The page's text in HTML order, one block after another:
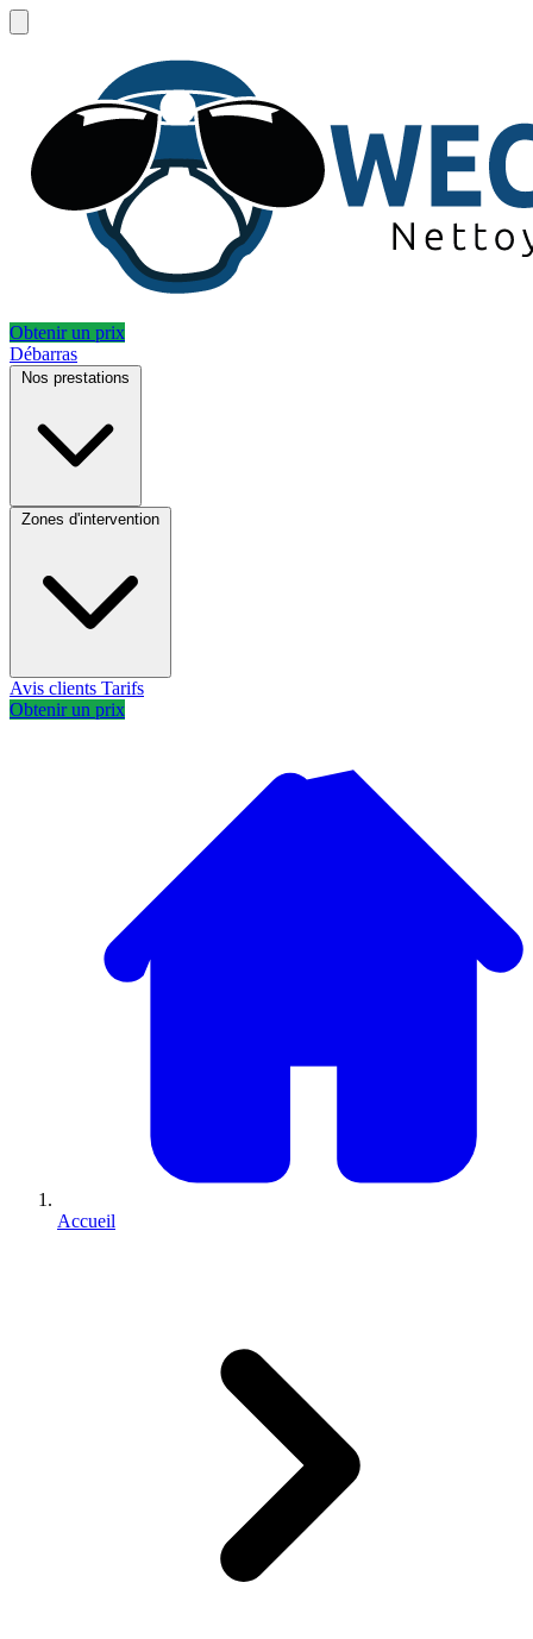
Obtenir un prix
Débarras
Nos prestations
Zones d'intervention
Avis clients Tarifs
Obtenir un prix
Accueil